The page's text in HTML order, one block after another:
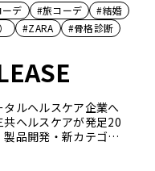
デ #旅コーデ
#結婚
#ZARA #骨格診断
タルヘルスケア企業へ
共ヘルスケアが発足20
品開発・新カテゴリ
統合時のエピソード